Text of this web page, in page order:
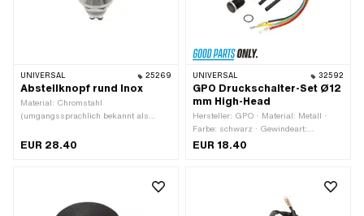
UNIVERSAL 25269
Abstellknopf rund Inox
Material: Chromstahl
(umgangssprachlich bekannt als
EUR 28.40
UNIVERSAL 32592
GPO Druckschalter-Set Ø12
mm High-Head
Hersteller: GPO · Material: Metall ·
Farbe: schwarz · Gewindeart:
MF12x0.75 (Feingewinde) · Anzahl
EUR 18.40